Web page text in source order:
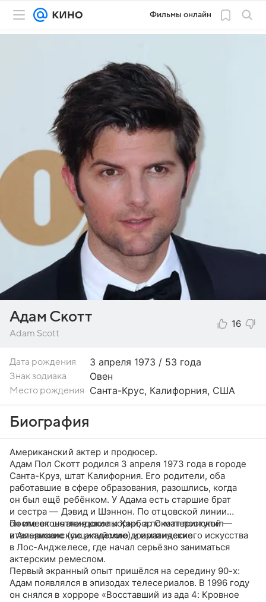
Фильмы онлайн
Адам Скотт
Adam Scott
16
Дата рождения 3 апреля 1973 / 53 года
Знак зодиака Овен
Место рождения Санта-Крус, Калифорния, США
Биография
Американский актер и продюсер.
Адам Пол Скотт родился 3 апреля 1973 года в городе
Санта-Круз, штат Калифорния. Его родители, оба
работавшие в сфере образования, разошлись, когда
он был ещё ребёнком. У Адама есть старшие брат
и сестра — Дэвид и Шэннон. По отцовской линии
он имеет шотландские корни, а по материнской —
итальянские (сицилийские) и ирландские.
После окончания школы Харбор Скотт поступил
в Американскую академию драматического искусства
в Лос-Анджелесе, где начал серьёзно заниматься
актерским ремеслом.
Первый экранный опыт пришёлся на середину 90-х:
Адам появлялся в эпизодах телесериалов. В 1996 году
он снялся в хорроре «Восставший из ада 4: Кровное